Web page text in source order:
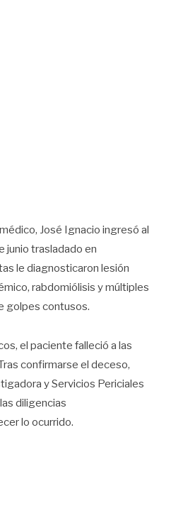
José Ignacio ingresó al
junio trasladado en
le diagnosticaron lesión
rabdomiólisis y múltiples
golpes contusos.
el paciente falleció a las
confirmarse el deceso,
y Servicios Periciales
diligencias
lo ocurrido.